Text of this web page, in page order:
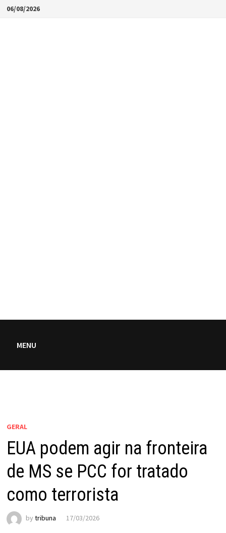
Skip06/08/2026
MENU
GERAL
EUA podem agir na fronteira
de MS se PCC for tratado
como terrorista
by tribuna 17/03/2026